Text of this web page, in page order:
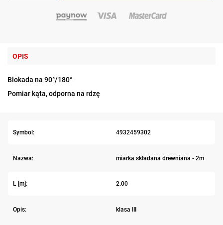
OPIS
Blokada na 90°/180°
Pomiar kąta, odporna na rdzę
Symbol: 4932459302
Nazwa: miarka składana drewniana - 2m
L [m]: 2.00
Opis: klasa III